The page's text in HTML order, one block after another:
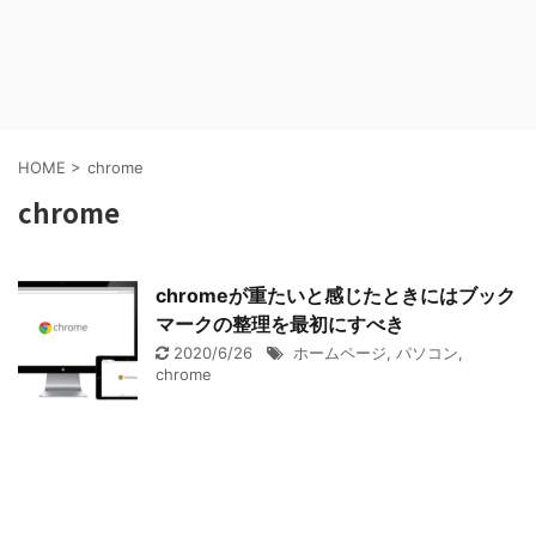
HOME > chrome
chrome
chromeが重たいと感じたときにはブック
マークの整理を最初にすべき
2020/6/26 ホームページ, パソコン,
chrome